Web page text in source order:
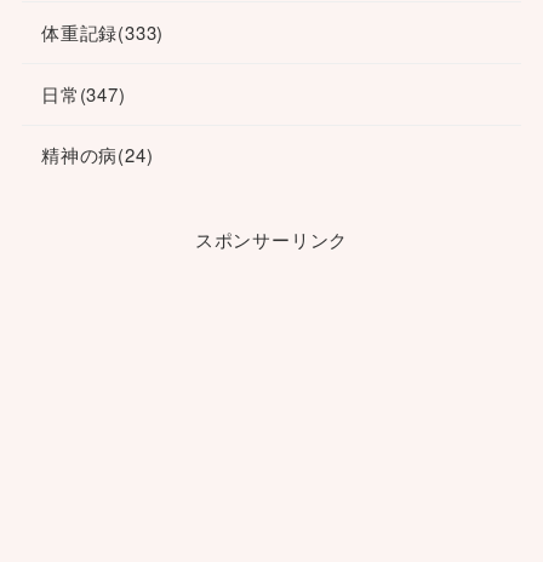
体重記録(333)
日常(347)
精神の病(24)
スポンサーリンク